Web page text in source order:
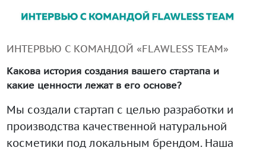
Инструмент диагностики ИС ВОИС
ИНТЕРВЬЮ С КОМАНДОЙ «FLAWLESS TEAM»
Какова история создания вашего стартапа и
какие ценности лежат в его основе?
Мы создали стартап с целью разработки и
производства качественной натуральной
косметики под локальным брендом. Наша